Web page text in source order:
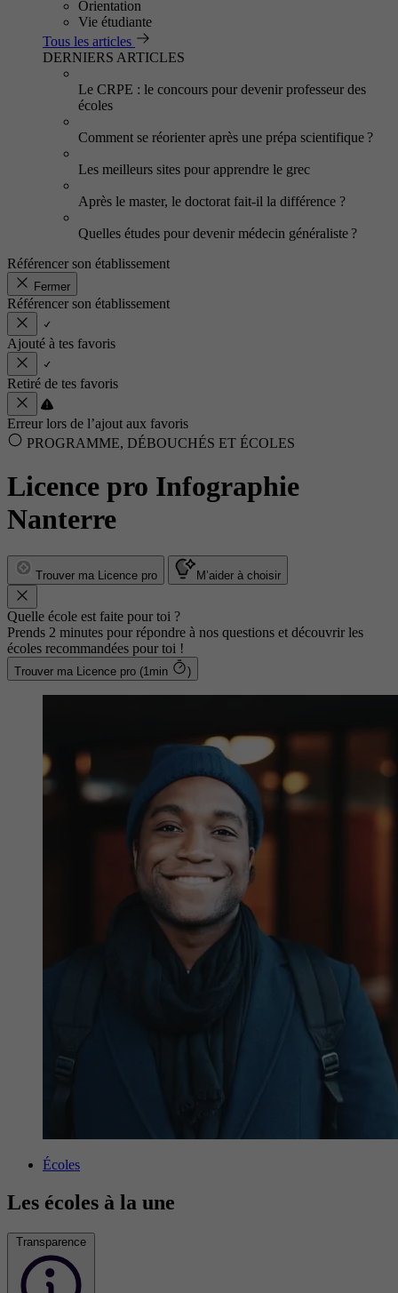
Orientation
Vie étudiante
Tous les articles
DERNIERS ARTICLES
Le CRPE : le concours pour devenir professeur des
écoles
Comment se réorienter après une prépa scientifique ?
Les meilleurs sites pour apprendre le grec
Après le master, le doctorat fait-il la différence ?
Quelles études pour devenir médecin généraliste ?
Référencer son établissement
Fermer
Référencer son établissement
Ajouté à tes favoris
Retiré de tes favoris
Erreur lors de l’ajout aux favoris
PROGRAMME, DÉBOUCHÉS ET ÉCOLES
Licence pro Infographie
Nanterre
Trouver ma Licence pro M’aider à choisir
Quelle école est faite pour toi ?
Prends 2 minutes pour répondre à nos questions et découvrir les
écoles recommandées pour toi !
Trouver ma Licence pro (1min )
Écoles
Les écoles à la une
Transparence